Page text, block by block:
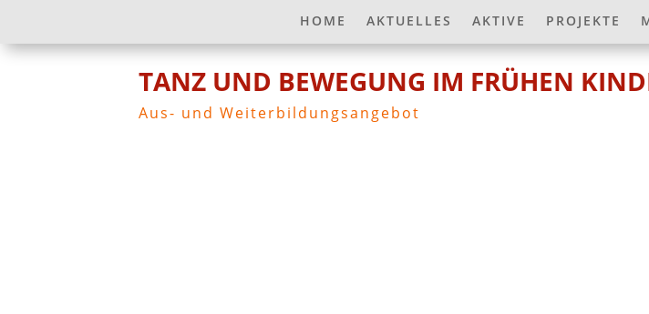
HOME AKTUELLES AKTIVE PROJEKTE
TANZ UND BEWEGUNG IM FRÜHEN
Aus- und Weiterbildungsangebot